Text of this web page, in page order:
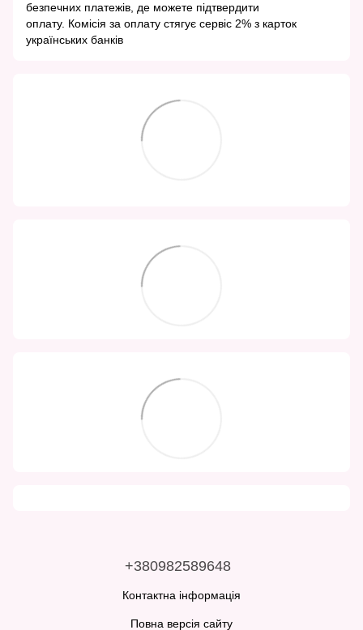
безпечних платежів, де можете підтвердити
оплату. Комісія за оплату стягує сервіс 2% з карток
українських банків
+380982589648
Контактна інформація
Повна версія сайту